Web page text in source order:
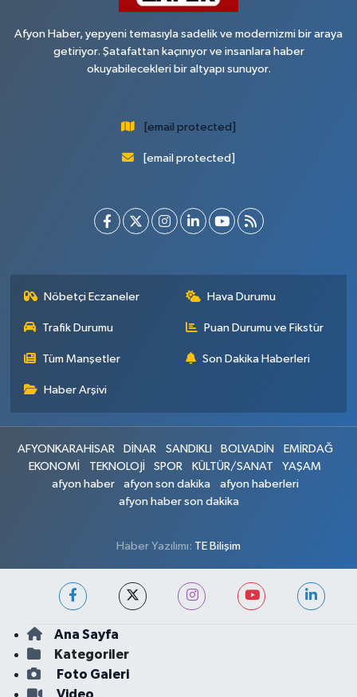
Afyon Haber, yepyeni temasıyla sadelik ve modernizmi bir araya
getiriyor. Şatafattan kaçınıyor ve insanlara haber
okuyabilecekleri bir altyapı sunuyor.
[email protected]
[email protected]
Nöbetçi Eczaneler Hava Durumu
Trafik Durumu Puan Durumu ve Fikstür
Tüm Manşetler Son Dakika Haberleri
Haber Arşivi
AFYONKARAHİSAR DİNAR SANDIKLI BOLVADİN
EMİRDAĞ
EKONOMİ
TEKNOLOJİ SPOR KÜLTÜR/SANAT
YAŞAM
afyon haber
afyon son dakika
afyon haberleri
afyon haber son dakika
Haber Yazılımı: TE Bilişim
Ana Sayfa
Kategoriler
Foto Galeri